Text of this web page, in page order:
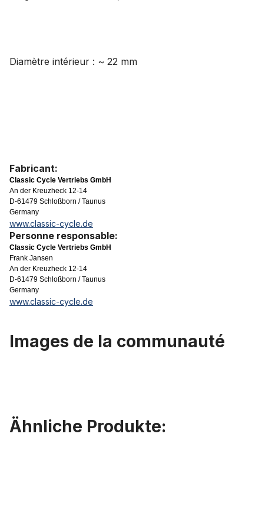
Diamètre intérieur : ~ 22 mm
Fabricant:
Classic Cycle Vertriebs GmbH
An der Kreuzheck 12-14
D-61479 Schloßborn / Taunus
Germany
www.classic-cycle.de
Personne responsable:
Classic Cycle Vertriebs GmbH
Frank Jansen
An der Kreuzheck 12-14
D-61479 Schloßborn / Taunus
Germany
www.classic-cycle.de
Images de la communauté
Ähnliche Produkte: